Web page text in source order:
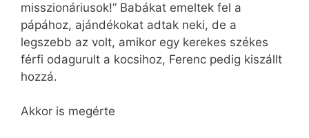
misszionáriusok!” Babákat emeltek fel a
pápához, ajándékokat adtak neki, de a
legszebb az volt, amikor egy kerekes székes
férfi odagurult a kocsihoz, Ferenc pedig kiszállt
hozzá.
Akkor is megérte